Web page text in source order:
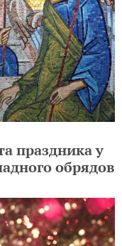
праздника у
обрядов